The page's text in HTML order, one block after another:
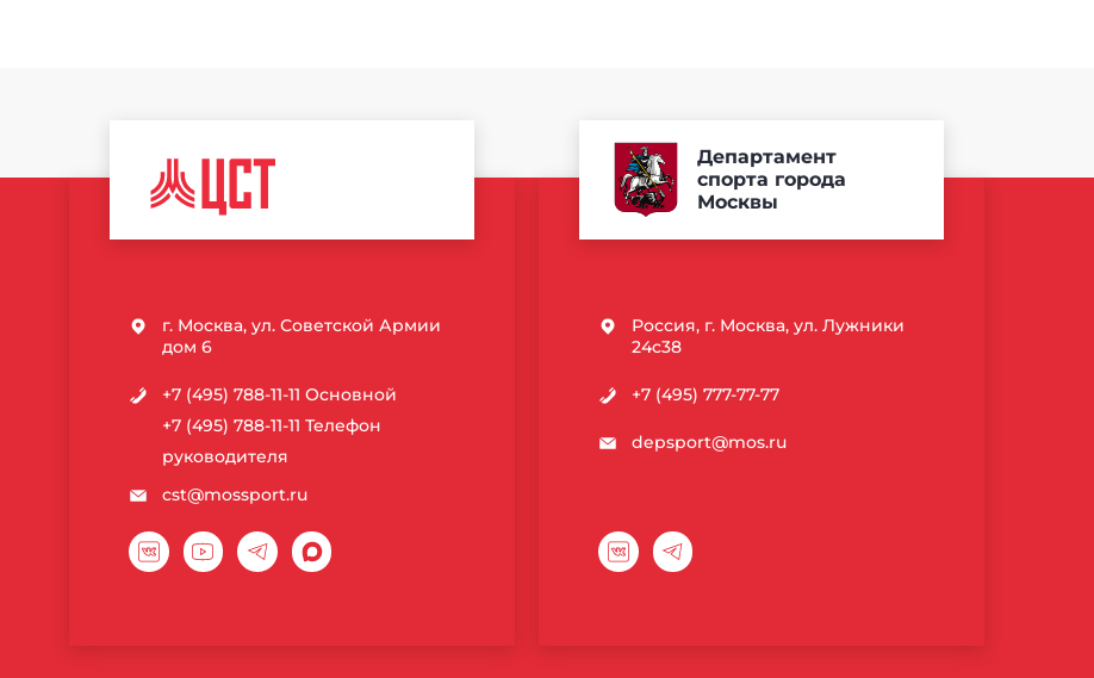
ЦЕНТР
СПОРТИВНЫХ
г. Москва, ул. Советской Армии
дом 6
+7 (495) 788-11-11 Основной
+7 (495) 788-11-11 Телефон
руководителя
cst@mossport.ru
Департамент
спорта города
Москвы
Россия, г. Москва, ул. Лужники
24с38
+7 (495) 777-77-77
depsport@mos.ru